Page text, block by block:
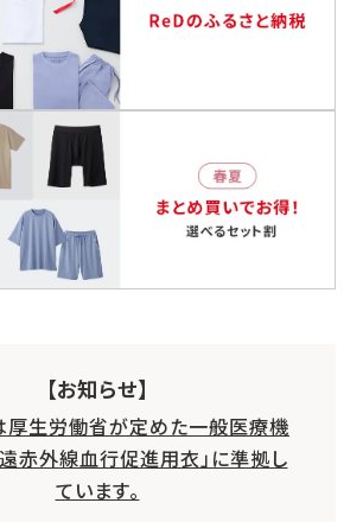
【お知らせ】
厚生労働省が定めた一般医療機
赤外線血行促進用衣」に準拠し
ています。